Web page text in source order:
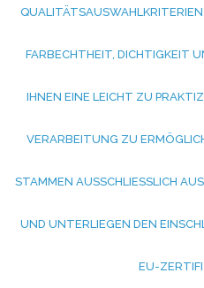
UALITÄTSAUSWAHLKRITERIEN
ARBECHTHEIT, DICHTIGKEIT
HNEN EINE LEICHT ZU
ERARBEITUNG ZU
TAMMEN AUSSCHLIESSLICH AUS
D UNTERLIEGEN DEN
-